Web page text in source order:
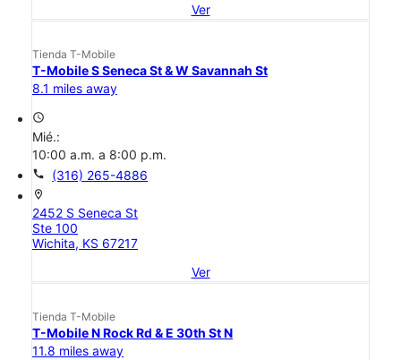
Ver
Tienda T-Mobile
T-Mobile S Seneca St & W Savannah St
8.1 miles away
access_time
Mié.:
10:00 a.m. a 8:00 p.m.
call (316) 265-4886
location_on
2452 S Seneca St
Ste 100
Wichita, KS 67217
Ver
Tienda T-Mobile
T-Mobile N Rock Rd & E 30th St N
11.8 miles away